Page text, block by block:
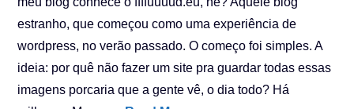
estranho, que começou como uma experiência de
wordpress, no verão passado. O começo foi simples. A
ideia: por quê não fazer um site pra guardar todas essas
imagens porcaria que a gente vê, o dia todo? Há